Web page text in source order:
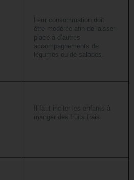
Leur consommation doit
être modérée afin de laisser
place à d’autres
accompagnements de
légumes ou de salades.
Il faut inciter les enfants à
manger des fruits frais.